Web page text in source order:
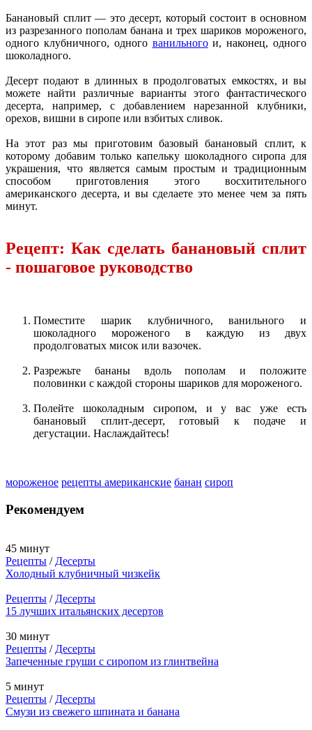
Банановый сплит — это десерт, который состоит в основном
из разрезанного пополам банана и трех шариков мороженого,
одного клубничного, одного ванильногои, наконец, одного
шоколадного.
Десерт подают в длинных в продолговатых емкостях, и вы
можете найти различные варианты этого фантастического
десерта, например, с добавлением нарезанной клубники,
орехов, вишни в сиропе или взбитых сливок.
На этот раз мы приготовим базовый банановый сплит, к
которому добавим только капельку шоколадного сиропа для
украшения, что является самым простым и традиционным
способом приготовления этого восхитительного
американского десерта, и вы сделаете это менее чем за пять
минут.
Рецепт: Как сделать банановый сплит
- пошаговое руководство
Поместите шарик клубничного, ванильного и
шоколадного мороженого в каждую из двух
продолговатых мисок или вазочек.
Разрежьте бананы вдоль пополам и положите
половинки с каждой стороны шариков для мороженого.
Полейте шоколадным сиропом, и у вас уже есть
банановый сплит-десерт, готовый к подаче и
дегустации. Наслаждайтесь!
мороженое рецепты американские банан сироп
Рекомендуем
45 минут
Рецепты /Десерты
Холодный клубничный чизкейк
Рецепты /Десерты
15 лучших итальянских десертов
30 минут
Рецепты /Десерты
Запеченные груши с сиропом из глинтвейна
5 минут
Рецепты /Десерты
Смузи из свежего шпината и банана